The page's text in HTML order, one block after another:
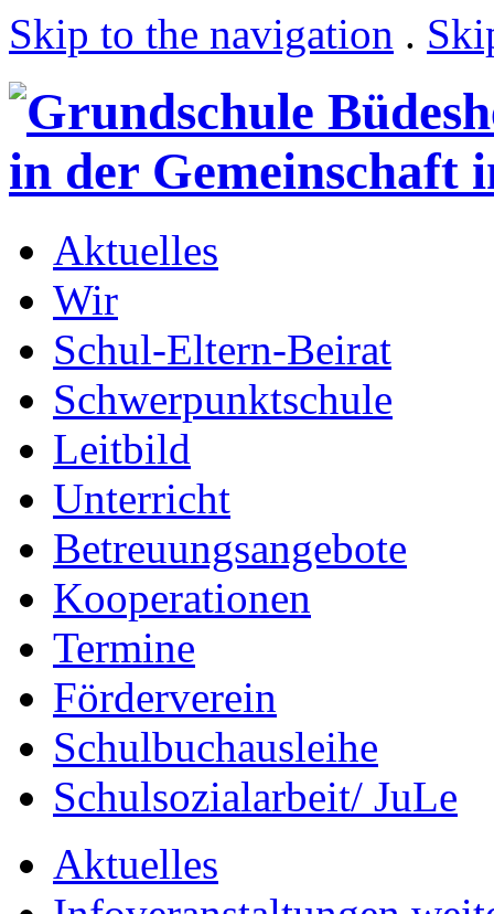
Skip to the navigation .
Aktuelles
Wir
Schul-Eltern-Beirat
Schwerpunktschule
Leitbild
Unterricht
Betreuungsangebote
Kooperationen
Termine
Förderverein
Schulbuchausleihe
Schulsozialarbeit/ JuLe
Aktuelles